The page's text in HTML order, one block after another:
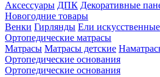
Аксессуары ДПК Декоративные
Новогодние товары
Венки Гирлянды Ели искусственные
Ортопедические матрасы
Матрасы Матрасы детские
Ортопедические основания
Ортопедические основания